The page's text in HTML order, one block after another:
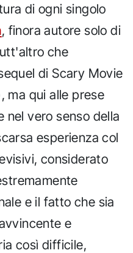
di ogni singolo
, finora autore solo di
che
di Scary Movie
ma qui alle prese
vero senso della
esperienza col
considerato
e il fatto che sia
e
così difficile,